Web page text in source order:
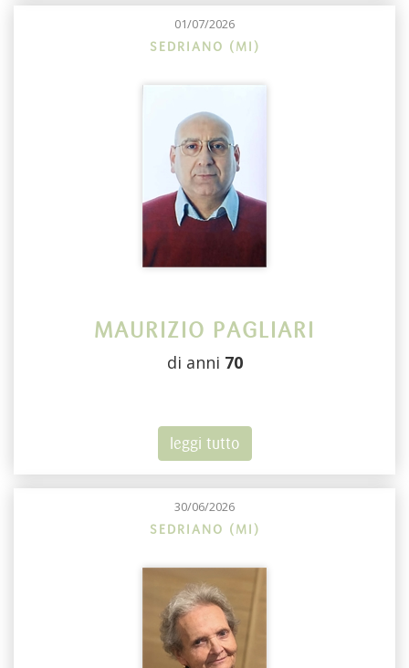
01/07/2026
SEDRIANO (MI)
MAURIZIO PAGLIARI
di anni 70
leggi tutto
30/06/2026
SEDRIANO (MI)